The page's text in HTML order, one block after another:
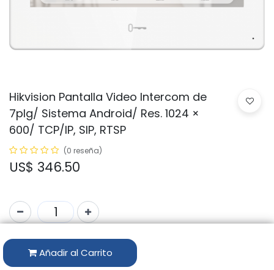
Hikvision Pantalla Video Intercom de
7plg/ Sistema Android/ Res. 1024 ×
600/ TCP/IP, SIP, RTSP
(0 reseña)
US$ 346.50
Añadir al Carrito
Marca:HIKVISION